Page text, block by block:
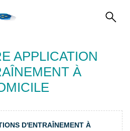
APPLICATION
À
D'ENTRAÎNEMENT À